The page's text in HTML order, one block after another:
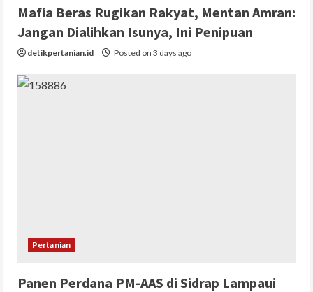
Mafia Beras Rugikan Rakyat, Mentan Amran:
Jangan Dialihkan Isunya, Ini Penipuan
detikpertanian.id Posted on 3 days ago
Pertanian
Panen Perdana PM-AAS di Sidrap Lampaui